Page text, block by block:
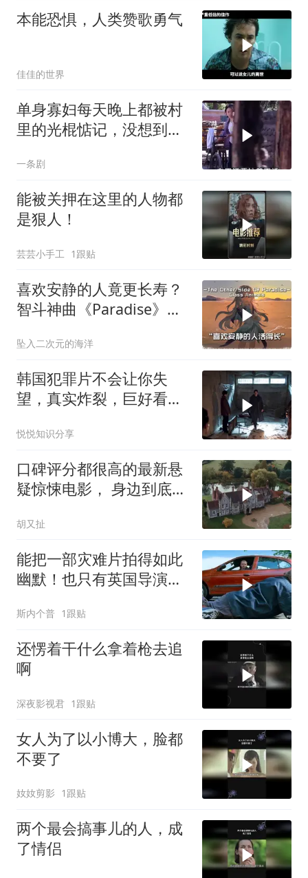
本能恐惧，人类赞歌勇气
佳佳的世界
单身寡妇每天晚上都被村
里的光棍惦记，没想到她
一条剧
能被关押在这里的人物都
是狠人！
芸芸小手工 1跟贴
喜欢安静的人竟更长寿？
智斗神曲《Paradise》道
坠入二次元的海洋
韩国犯罪片不会让你失
望，真实炸裂，巨好看！
悦悦知识分享
口碑评分都很高的最新悬
疑惊悚电影， 身边到底可
胡又扯
能把一部灾难片拍得如此
幽默！也只有英国导演才
斯内个普 1跟贴
还愣着干什么拿着枪去追
啊
深夜影视君 1跟贴
女人为了以小博大，脸都
不要了
奻奻剪影 1跟贴
两个最会搞事儿的人，成
了情侣